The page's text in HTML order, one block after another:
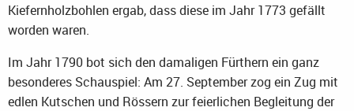
Kiefernholzbohlen ergab, dass diese im Jahr 1773 gefällt
worden waren.
Im Jahr 1790 bot sich den damaligen Fürthern ein ganz
besonderes Schauspiel: Am 27. September zog ein Zug mit
edlen Kutschen und Rössern zur feierlichen Begleitung der